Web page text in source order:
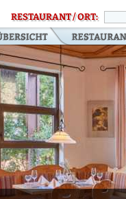
RESTAURANT / ORT: